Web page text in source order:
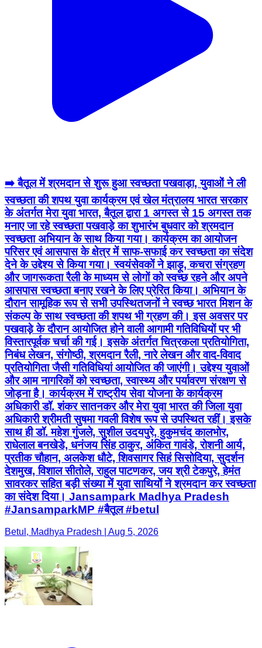
➡️ बैतूल में श्रमदान से शुरू हुआ स्वच्छता पखवाड़ा, युवाओं ने ली
स्वच्छता की शपथ युवा कार्यक्रम एवं खेल मंत्रालय भारत सरकार
के अंतर्गत मेरा युवा भारत, बैतूल द्वारा 1 अगस्त से 15 अगस्त तक
मनाए जा रहे स्वच्छता पखवाड़े का शुभारंभ बुधवार को श्रमदान
स्वच्छता अभियान के साथ किया गया। कार्यक्रम का आयोजन
परिसर एवं आसपास के क्षेत्र में साफ-सफाई कर स्वच्छता का संदेश
देने के उद्देश्य से किया गया। स्वयंसेवकों ने झाड़ू, कचरा संग्रहण
और जागरूकता रैली के माध्यम से लोगों को स्वच्छ रहने और अपने
आसपास स्वच्छता बनाए रखने के लिए प्रेरित किया। अभियान के
दौरान सामूहिक रूप से सभी उपस्थितजनों ने स्वच्छ भारत मिशन के
संकल्प के साथ स्वच्छता की शपथ भी ग्रहण की। इस अवसर पर
पखवाड़े के दौरान आयोजित होने वाली आगामी गतिविधियों पर भी
विस्तारपूर्वक चर्चा की गई। इसके अंतर्गत चित्रकला प्रतियोगिता,
निबंध लेखन, संगोष्ठी, श्रमदान रैली, नारे लेखन और वाद-विवाद
प्रतियोगिता जैसी गतिविधियां आयोजित की जाएंगी। उद्देश्य युवाओं
और आम नागरिकों को स्वच्छता, स्वास्थ्य और पर्यावरण संरक्षण से
जोड़ना है। कार्यक्रम में राष्ट्रीय सेवा योजना के कार्यक्रम
अधिकारी डॉ. शंकर सातनकर और मेरा युवा भारत की जिला युवा
अधिकारी श्रीमती सुषमा गवली विशेष रूप से उपस्थित रहीं। इसके
साथ ही डॉ. महेश गुंजले, सुशील उदयपुरे, हुकुमचंद कालभोर,
राधेलाल बनखेडे, धनंजय सिंह ठाकुर, अंकित गावंडे, रोशनी आर्य,
प्रतीक चौहान, अलकेश धौटे, शिवसागर सिहं सिसोदिया, सुदर्शन
देशमुख, विशाल सीतोले, राहुल पाटणकर, जय श्री टेकपुरे, हेमंत
सावरकर सहित बड़ी संख्या में युवा साथियों ने श्रमदान कर स्वच्छता
का संदेश दिया। Jansampark Madhya Pradesh
#JansamparkMP #बैतूल #betul
Betul, Madhya Pradesh | Aug 5, 2026